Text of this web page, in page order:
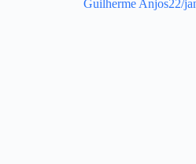
Guilherme Anjos22/